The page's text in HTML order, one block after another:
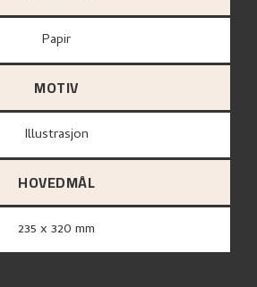
papir
MOTIV
Illustrasjon
HOVEDMÅL
235 x 320 mm